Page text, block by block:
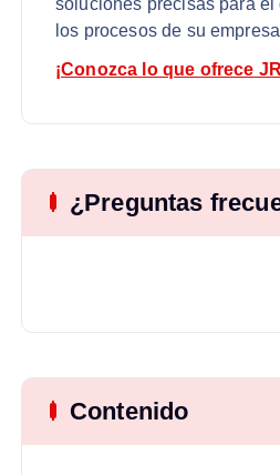
soluciones precisas para el
los procesos de su
¡Conozca lo que ofrece
¿Preguntas
Contenido